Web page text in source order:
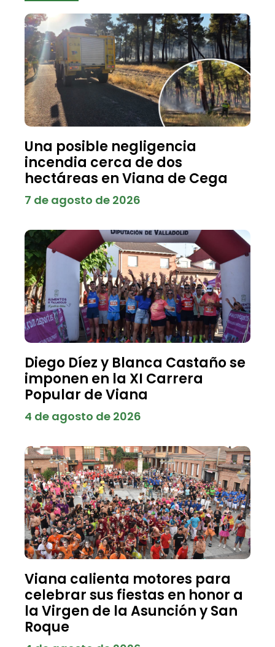
Una posible negligencia
incendia cerca de dos
hectáreas en Viana de Cega
7 de agosto de 2026
Diego Díez y Blanca Castaño se
imponen en la XI Carrera
Popular de Viana
4 de agosto de 2026
Viana calienta motores para
celebrar sus fiestas en honor a
la Virgen de la Asunción y San
Roque